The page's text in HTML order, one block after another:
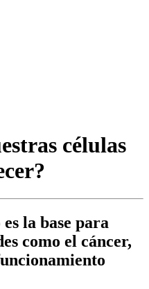
células
la base para
como el cáncer,